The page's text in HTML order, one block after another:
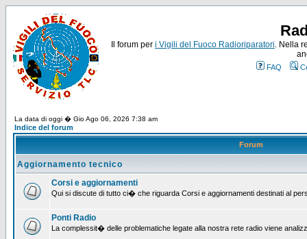
Il forum per i Vigili del Fuoco Radioriparatori. Nella
FAQ
La data di oggi � Gio Ago 06, 2026 7:38 am
Indice del forum
Forum
Aggiornamento tecnico
Corsi e aggiornamenti
Qui si discute di tutto ci� che riguarda Corsi e aggiornamenti destinati al
Ponti Radio
La complessit� delle problematiche legate alla nostra rete radio viene